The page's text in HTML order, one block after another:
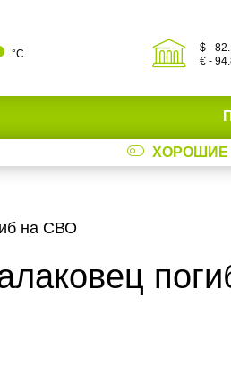
°С
$ -
€ -
ХОРОШИЕ
на СВО